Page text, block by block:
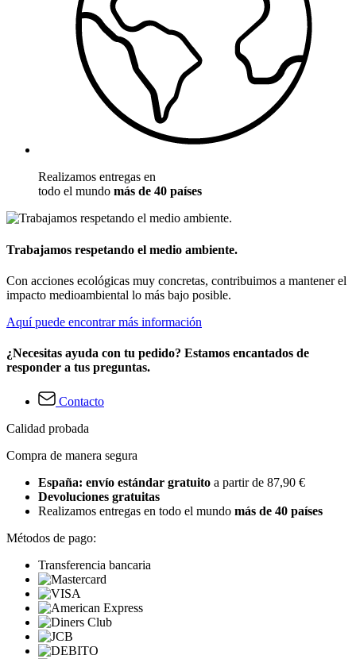
Realizamos entregas en
todo el mundo más de 40 países
Trabajamos respetando el medio ambiente.
Con acciones ecológicas muy concretas, contribuimos a mantener el
impacto medioambiental lo más bajo posible.
Aquí puede encontrar más información
¿Necesitas ayuda con tu pedido? Estamos encantados de
responder a tus preguntas.
Contacto
Calidad probada
Compra de manera segura
España: envío estándar gratuito a partir de 87,90 €
Devoluciones gratuitas
Realizamos entregas en todo el mundo más de 40 países
Métodos de pago:
Transferencia bancaria